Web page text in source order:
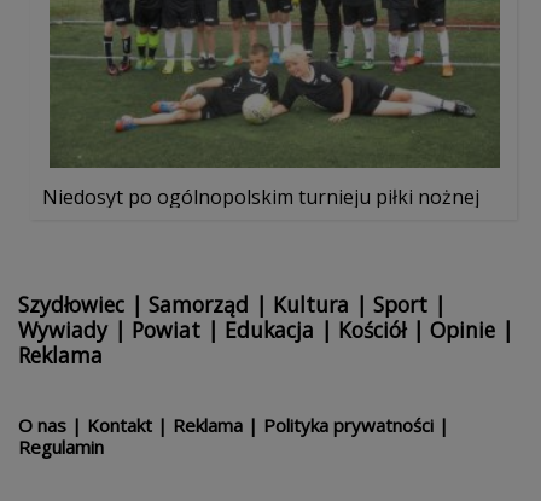
Niedosyt po ogólnopolskim turnieju piłki nożnej
Szydłowiec | Samorząd | Kultura | Sport |
Wywiady| Powiat | Edukacja | Kościół| Opinie |
Reklama
O nas | Kontakt | Reklama | Polityka prywatności |
Regulamin